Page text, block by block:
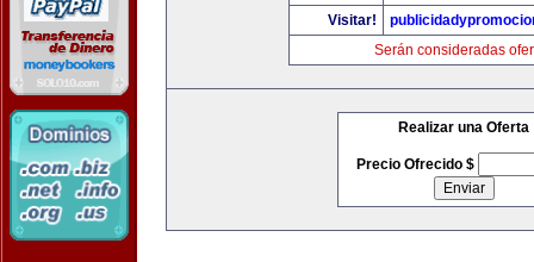
Visitar!
Serán consideradas
Realizar una Oferta
Precio Ofrecido $